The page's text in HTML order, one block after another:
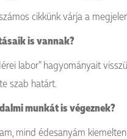
cikkünk várja a
is vannak?
labor” hagyományait
szab határt.
munkát is végeznek?
mind édesanyám